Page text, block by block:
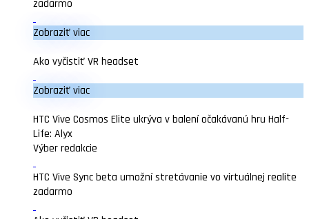
zadarmo
Zobraziť viac
Ako vyčistiť VR headset
Zobraziť viac
HTC Vive Cosmos Elite ukrýva v balení očakávanú hru Half-
Life: Alyx
Výber redakcie
HTC Vive Sync beta umožní stretávanie vo virtuálnej realite
zadarmo